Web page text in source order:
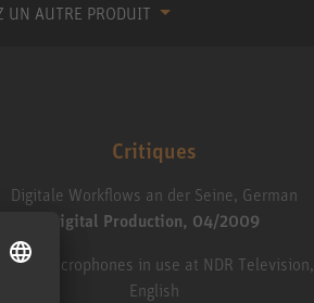
UN AUTRE PRODUIT
Critiques
Digitale Workflows an der Seine, German
Digital Production, 04/2009
Digital microphones in use at NDR Television,
English